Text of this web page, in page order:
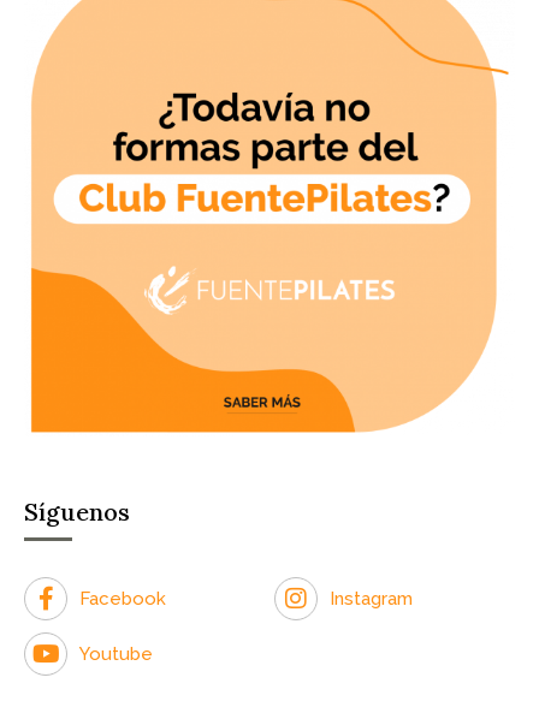
Síguenos
Facebook Instagram
Youtube